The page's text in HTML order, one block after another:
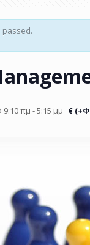
passed.
9:10 πμ -5:15 μμ €